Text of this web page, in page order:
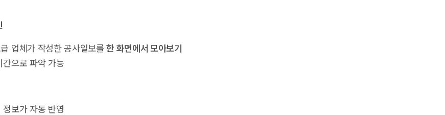
업체가 작성한 공사일보를한 화면에서 모아보기
간으로 파악 가능
보가 자동 반영